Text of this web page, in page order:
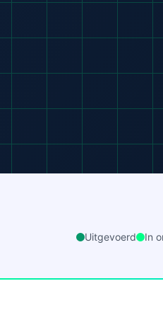
Uitgevoerd In